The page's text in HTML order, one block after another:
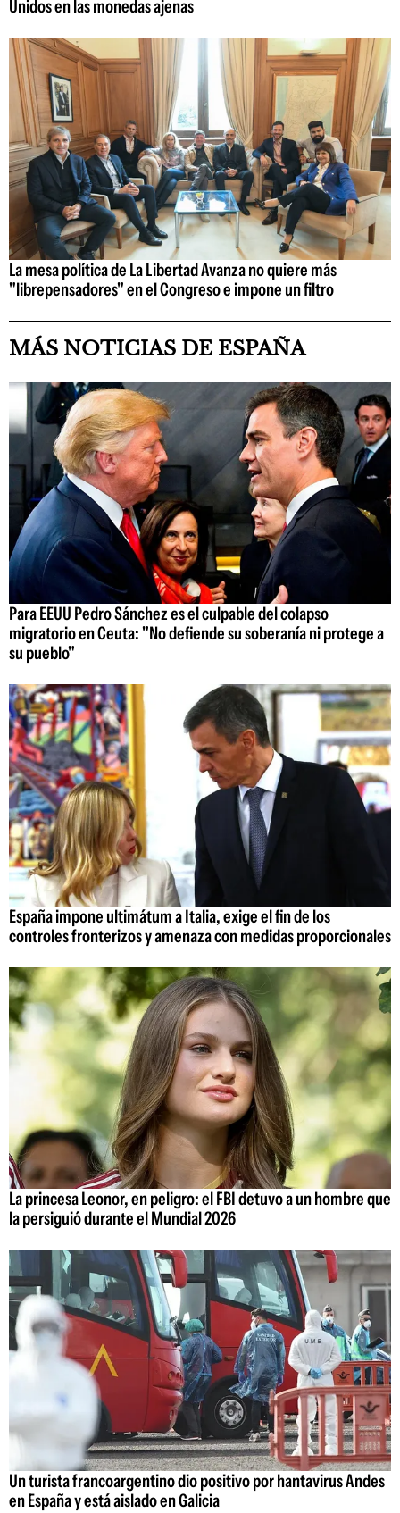
Unidos en las monedas ajenas
La mesa política de La Libertad Avanza no quiere más
"librepensadores" en el Congreso e impone un filtro
MÁS NOTICIAS DE ESPAÑA
Para EEUU Pedro Sánchez es el culpable del colapso
migratorio en Ceuta: "No defiende su soberanía ni protege a
su pueblo"
España impone ultimátum a Italia, exige el fin de los
controles fronterizos y amenaza con medidas proporcionales
La princesa Leonor, en peligro: el FBI detuvo a un hombre que
la persiguió durante el Mundial 2026
Un turista francoargentino dio positivo por hantavirus Andes
en España y está aislado en Galicia